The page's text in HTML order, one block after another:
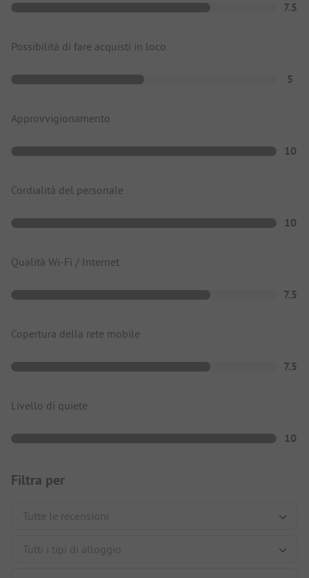
7.5
Possibilità di fare acquisti in loco
5
Approvvigionamento
10
Cordialità del personale
10
Qualità Wi-Fi / Internet
7.5
Copertura della rete mobile
7.5
Livello di quiete
10
Filtra per